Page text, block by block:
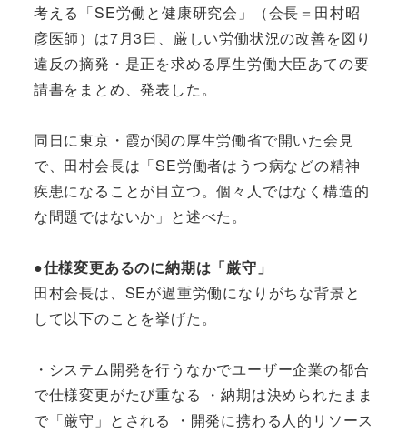
考える「SE労働と健康研究会」（会長＝田村昭
彦医師）は7月3日、厳しい労働状況の改善を図り
違反の摘発・是正を求める厚生労働大臣あての要
請書をまとめ、発表した。
同日に東京・霞が関の厚生労働省で開いた会見
で、田村会長は「SE労働者はうつ病などの精神
疾患になることが目立つ。個々人ではなく構造的
な問題ではないか」と述べた。
●仕様変更あるのに納期は「厳守」
田村会長は、SEが過重労働になりがちな背景と
して以下のことを挙げた。
・システム開発を行うなかでユーザー企業の都合
で仕様変更がたび重なる ・納期は決められたまま
で「厳守」とされる ・開発に携わる人的リソース